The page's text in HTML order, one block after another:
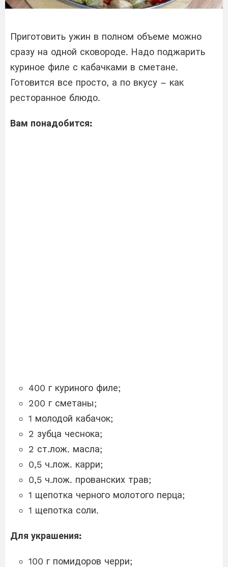
Приготовить ужин в полном объеме можно
сразу на одной сковороде. Надо поджарить
куриное филе с кабачками в сметане.
Готовится все просто, а по вкусу – как
ресторанное блюдо.
Вам понадобится:
400 г куриного филе;
200 г сметаны;
1 молодой кабачок;
2 зубца чеснока;
2 ст.лож. масла;
0,5 ч.лож. карри;
0,5 ч.лож. прованских трав;
1 щепотка черного молотого перца;
1 щепотка соли.
Для украшения:
100 г помидоров черри;